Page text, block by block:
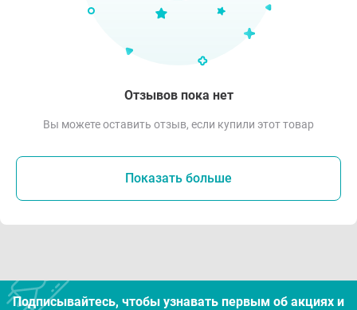
Отзывов пока нет
Вы можете оставить отзыв, если купили этот товар
Показать больше
Подписывайтесь, чтобы узнавать первым об акцияx и